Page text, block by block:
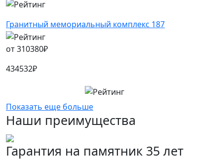
Гранитный мемориальный комплекс 187
от310380₽
434532₽
Показать еще больше
Наши преимущества
Гарантия на памятник 35 лет